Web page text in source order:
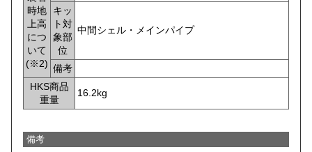
時地
上高
につ
いて
(※2)
キッ
ト対
象部
位
中間シェル・メインパイプ
備考
HKS商品
重量
16.2kg
備考